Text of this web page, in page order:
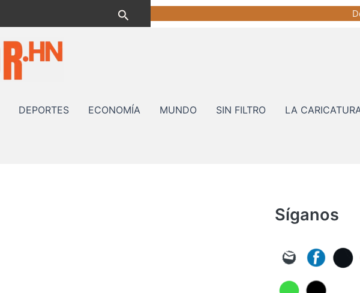
Buscar
DEPORTES ECONOMÍA MUNDO SIN FILTRO LA
Síganos